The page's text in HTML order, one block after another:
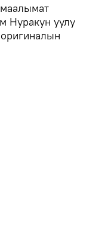
Нуракун уулу